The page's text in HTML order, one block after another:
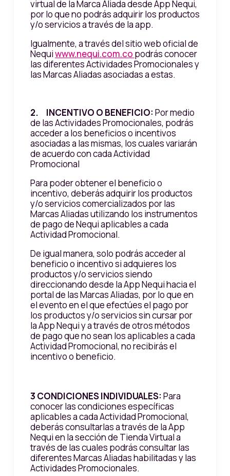
virtual de la Marca Aliada desde App Nequi,
por lo que no podrás adquirir los productos
y/o servicios a través de la app.
Igualmente, a través del sitio web oficial de
Nequiwww.nequi.com.co podrás conocer
las diferentes Actividades Promocionales y
las Marcas Aliadas asociadas a estas.
2. INCENTIVO O BENEFICIO: Por medio
de las Actividades Promocionales, podrás
acceder a los beneficios o incentivos
asociadas a las mismas, los cuales variarán
de acuerdo con cada Actividad
Promocional
Para poder obtener el beneficio o
incentivo, deberás adquirir los productos
y/o servicios comercializados por las
Marcas Aliadas utilizando los instrumentos
de pago de Nequi aplicables a cada
Actividad Promocional.
De igual manera, solo podrás acceder al
beneficio o incentivo si adquieres los
productos y/o servicios siendo
direccionando desde la App Nequi hacia el
portal de las Marcas Aliadas, por lo que en
el evento en el que efectúes el pago por
los productos y/o servicios sin cursar por
la App Nequi y a través de otros métodos
de pago que no sean los aplicables a cada
Actividad Promocional, no recibirás el
incentivo o beneficio.
3 CONDICIONES INDIVIDUALES: Para
conocer las condiciones específicas
aplicables a cada Actividad Promocional,
deberás consultarlas a través de la App
Nequi en la sección de Tienda Virtual a
través de las cuales podrás consultar las
diferentes Marcas Aliadas habilitadas y las
Actividades Promocionales.